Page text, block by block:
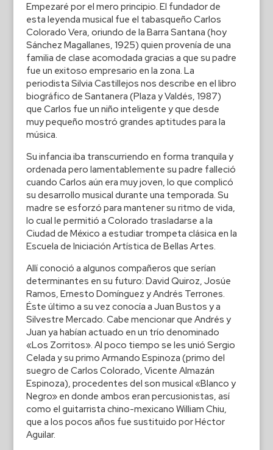
Empezaré por el mero principio. El fundador de
esta leyenda musical fue el tabasqueño Carlos
Colorado Vera, oriundo de la Barra Santana (hoy
Sánchez Magallanes, 1925) quien provenía de una
familia de clase acomodada gracias a que su padre
fue un exitoso empresario en la zona. La
periodista Silvia Castillejos nos describe en el libro
biográfico de Santanera (Plaza y Valdés, 1987)
que Carlos fue un niño inteligente y que desde
muy pequeño mostró grandes aptitudes para la
música.
Su infancia iba transcurriendo en forma tranquila y
ordenada pero lamentablemente su padre falleció
cuando Carlos aún era muy joven, lo que complicó
su desarrollo musical durante una temporada. Su
madre se esforzó para mantener su ritmo de vida,
lo cual le permitió a Colorado trasladarse a la
Ciudad de México a estudiar trompeta clásica en la
Escuela de Iniciación Artística de Bellas Artes.
Allí conoció a algunos compañeros que serían
determinantes en su futuro: David Quiroz, Josúe
Ramos, Ernesto Domínguez y Andrés Terrones.
Éste último a su vez conocía a Juan Bustos y a
Silvestre Mercado. Cabe mencionar que Andrés y
Juan ya habían actuado en un trío denominado
«Los Zorritos». Al poco tiempo se les unió Sergio
Celada y su primo Armando Espinoza (primo del
suegro de Carlos Colorado, Vicente Almazán
Espinoza), procedentes del son musical «Blanco y
Negro» en donde ambos eran percusionistas, así
como el guitarrista chino-mexicano William Chiu,
que a los pocos años fue sustituido por Héctor
Aguilar.